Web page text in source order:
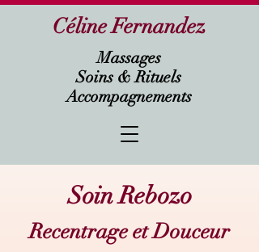
Massages
Soins & Rituels
Accompagnements
Céline Fernandez
Soin Rebozo
Recentrage et Douceur